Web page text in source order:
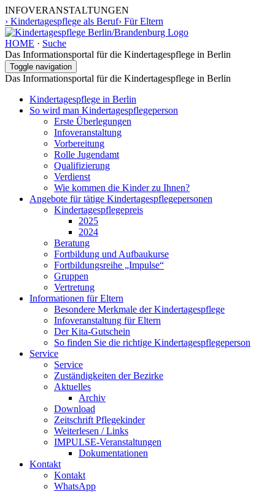
INFOVERANSTALTUNGEN
› Kindertagespflege als Beruf› Für Eltern
HOME · Suche
Das Informationsportal für die Kindertagespflege in Berlin
Toggle navigation
Das Informationsportal für die Kindertagespflege in Berlin
Kindertagespflege in Berlin
So wird man Kindertages­pflegeperson
Erste Überlegungen
Infoveranstaltung
Vorbereitung
Rolle Jugendamt
Qualifizierung
Verdienst
Wie kommen die Kinder zu Ihnen?
Angebote für tätige Kindertages­pflegepersonen
Kindertagespflegepreis
2025
2024
Beratung
Fortbildung und Aufbaukurse
Fortbildungsreihe „Impulse“
Gruppen
Vertretung
Informationen für Eltern
Besondere Merkmale der Kindertagespflege
Infoveranstaltung für Eltern
Der Kita-Gutschein
So finden Sie die richtige Kindertagespflegeperson
Service
Service
Zuständigkeiten der Bezirke
Aktuelles
Archiv
Download
Zeitschrift Pflegekinder
Weiterlesen / Links
IMPULSE-Veranstaltungen
Dokumentationen
Kontakt
Kontakt
WhatsApp